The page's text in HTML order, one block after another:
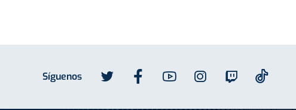
Síguenos